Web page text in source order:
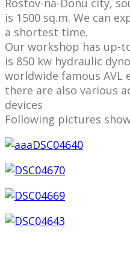
Rostov-na-Donu city,
is 1500 sq.m. We can
a shortest time.
Our workshop has up-
is 850 kw hydraulic
worldwide famous AVL
there are also various
devices
Following pictures